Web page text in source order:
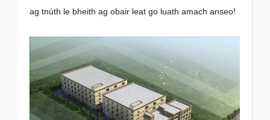
ag tnúth le bheith ag obair leat go luath amach anseo!